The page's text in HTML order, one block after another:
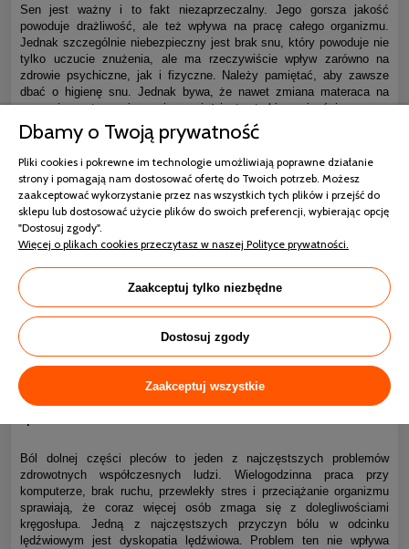
Sen jest ważny i to fakt niezaprzeczalny. Jego gorsza jakość
powoduje drażliwość, ale też wpływa na pracę całego organizmu.
Jednak szczególnie niebezpieczny jest brak snu, który powoduje nie
tylko uczucie znużenia, ale ma rzeczywiście wpływ zarówno na
zdrowie psychiczne, jak i fizyczne. Należy pamiętać, aby zawsze
dbać o higienę snu. Jednak bywa, że nawet zmiana materaca na
nowy nie wystarczy i organizm wciąż jest w trybie czujności.
Ból kręgosłupa piersiowego i dyskopatia lędźwiowa – jak
0
Ból dolnej części pleców to jeden z najczęstszych problemów
zdrowotnych współczesnych ludzi. Wielogodzinna praca przy
komputerze, brak ruchu, przewlekły stres i przeciążanie organizmu
sprawiają, że coraz więcej osób zmaga się z dolegliwościami
kręgosłupa. Jedną z najczęstszych przyczyn bólu w odcinku
lędźwiowym jest dyskopatia lędźwiowa. Problem ten nie wpływa
Dbamy o Twoją prywatność
Pliki cookies i pokrewne im technologie umożliwiają poprawne działanie
strony i pomagają nam dostosować ofertę do Twoich potrzeb. Możesz
zaakceptować wykorzystanie przez nas wszystkich tych plików i przejść do
sklepu lub dostosować użycie plików do swoich preferencji, wybierając opcję
"Dostosuj zgody".
Więcej o plikach cookies przeczytasz w naszej Polityce prywatności.
Zaakceptuj tylko niezbędne
Dostosuj zgody
Zaakceptuj wszystkie